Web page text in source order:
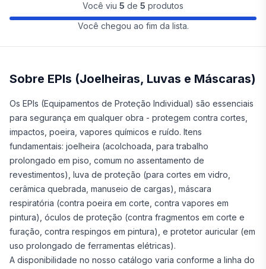
Você viu 5 de 5 produtos
Você chegou ao fim da lista.
Sobre EPIs (Joelheiras, Luvas e Máscaras)
Os EPIs (Equipamentos de Proteção Individual) são essenciais
para segurança em qualquer obra - protegem contra cortes,
impactos, poeira, vapores químicos e ruído. Itens
fundamentais: joelheira (acolchoada, para trabalho
prolongado em piso, comum no assentamento de
revestimentos), luva de proteção (para cortes em vidro,
cerâmica quebrada, manuseio de cargas), máscara
respiratória (contra poeira em corte, contra vapores em
pintura), óculos de proteção (contra fragmentos em corte e
furação, contra respingos em pintura), e protetor auricular (em
uso prolongado de ferramentas elétricas).
A disponibilidade no nosso catálogo varia conforme a linha do